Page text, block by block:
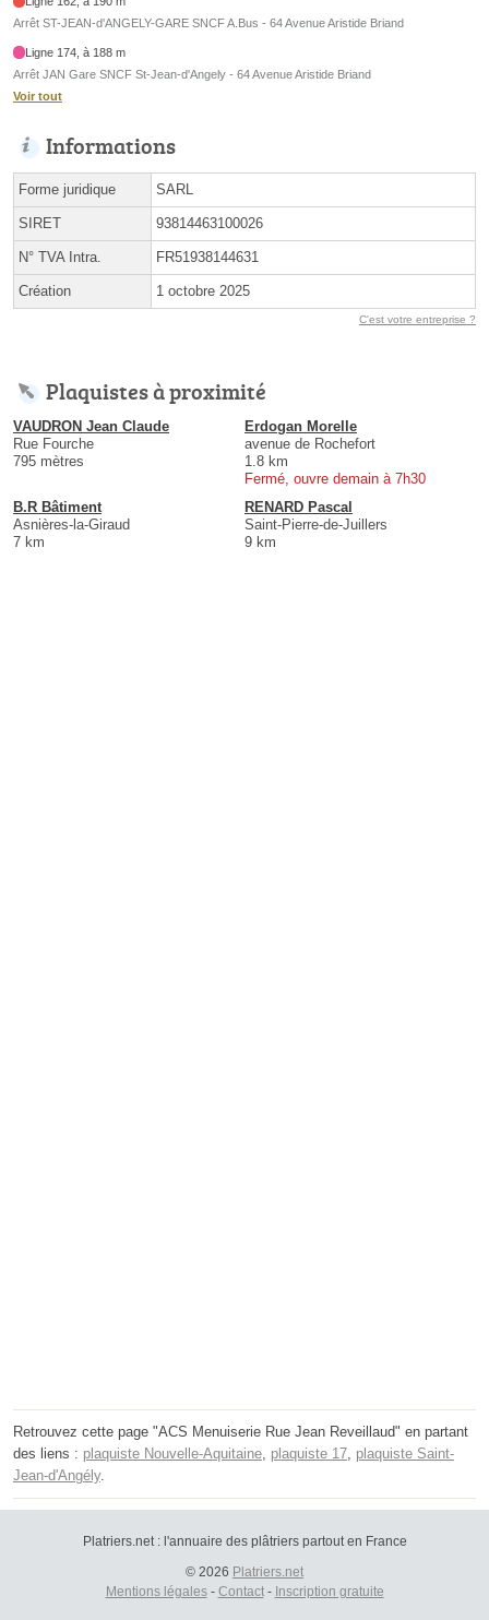
Arrêt ST-JEAN-d'ANGELY-GARE SNCF A.Bus - 64 Avenue Aristide Briand
Ligne 174, à 188 m
Arrêt JAN Gare SNCF St-Jean-d'Angely - 64 Avenue Aristide Briand
Voir tout
Informations
Forme juridique SARL
SIRET 93814463100026
N° TVA Intra. FR51938144631
Création 1 octobre 2025
C'est votre entreprise ?
Plaquistes à proximité
VAUDRON Jean Claude
Rue Fourche
795 mètres
Erdogan Morelle
avenue de Rochefort
1.8 km
Fermé, ouvre demain à 7h30
B.R Bâtiment
Asnières-la-Giraud
7 km
RENARD Pascal
Saint-Pierre-de-Juillers
9 km
Retrouvez cette page "ACS Menuiserie Rue Jean Reveillaud" en partant
des liens : plaquiste Nouvelle-Aquitaine plaquiste 17 plaquiste Saint-
Jean-d'Angély.
Platriers.net : l'annuaire des plâtriers partout en France
© 2026 Platriers.net
Mentions légales- Contact- Inscription gratuite